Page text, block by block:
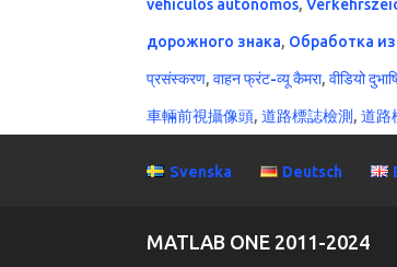
vehículos autónomos,
дорожного знака, Обработка
प्रसंस्करण,वाहन फ्रंट-व्यू कैमरा,वीडियो
車輛前視攝像頭,道路標誌檢測 ,道路
Svenska Deutsch
MATLAB ONE 2011-2024